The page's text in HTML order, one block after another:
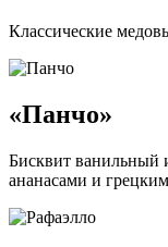
Классические
«Панчо»
Бисквит ванильный
ананасами и